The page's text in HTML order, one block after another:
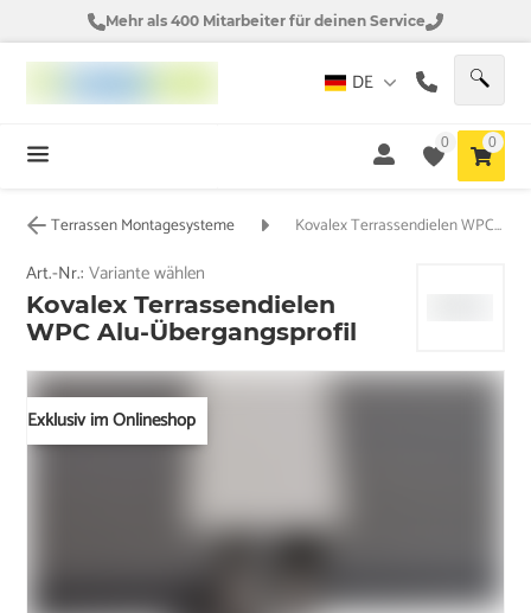
Mehr als 400 Mitarbeiter für deinen Service
DE
0 0
Terrassen Montagesysteme Kovalex Terrassendielen WPC Alu-Übergangsprofil
Exklusiv im Onlineshop
Art.-Nr.:Variante wählen
Kovalex Terrassendielen
WPC Alu-Übergangsprofil